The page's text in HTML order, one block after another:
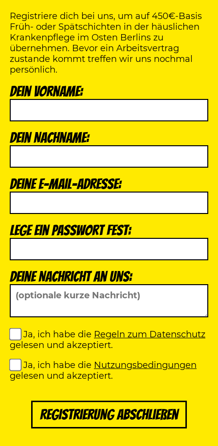
Registriere dich bei uns, um auf 450€-Basis
Früh- oder Spätschichten in der häuslichen
Krankenpflege im Osten Berlins zu
übernehmen. Bevor ein Arbeitsvertrag
zustande kommt treffen wir uns nochmal
persönlich.
Dein Vorname:
Dein Nachname:
Deine E-Mail-Adresse:
Lege ein Passwort fest:
Deine Nachricht an uns:
Ja, ich habe die Regeln zum Datenschutz
gelesen und akzeptiert.
Ja, ich habe die Nutzungsbedingungen
gelesen und akzeptiert.
Registrierung abschließen